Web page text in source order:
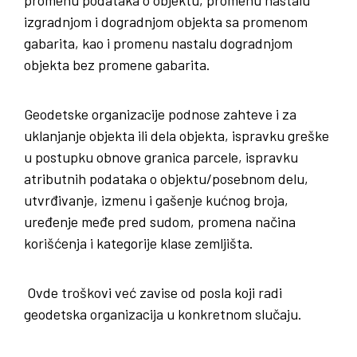
izgradnjom i dogradnjom objekta sa promenom
gabarita, kao i promenu nastalu dogradnjom
objekta bez promene gabarita.
Geodetske organizacije podnose zahteve i za
uklanjanje objekta ili dela objekta, ispravku greške
u postupku obnove granica parcele, ispravku
atributnih podataka o objektu/posebnom delu,
utvrđivanje, izmenu i gašenje kućnog broja,
uređenje međe pred sudom, promena načina
korišćenja i kategorije klase zemljišta.
Ovde troškovi već zavise od posla koji radi
geodetska organizacija u konkretnom slučaju.